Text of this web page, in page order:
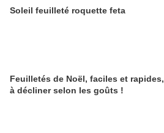
Soleil feuilleté roquette feta
Feuilletés de Noël, faciles et rapides,
à décliner selon les goûts !